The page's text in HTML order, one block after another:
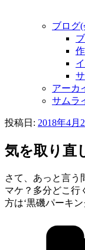
ブログ
アーカ
サムラ
投稿日: 2018年4月
気を取り直
さて、あっと言う
マケ？多分どこ行
方は‘黒磯パーキ